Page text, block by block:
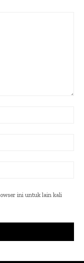
ini untuk lain kali